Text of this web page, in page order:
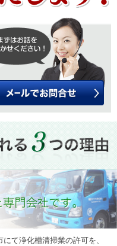
て浄化槽清掃業の許可を、